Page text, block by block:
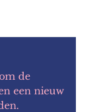
de
een nieuw